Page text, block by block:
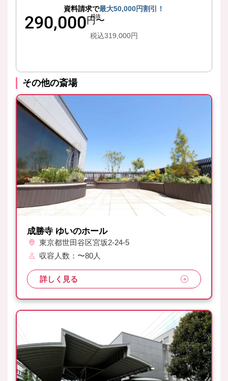
資料請求で最大50,000円割引！
290,000 税抜
円〜
税込319,000円
その他の斎場
成勝寺 ゆいのホール
東京都世田谷区宮坂2-24-5
収容人数：〜80人
詳しく見る